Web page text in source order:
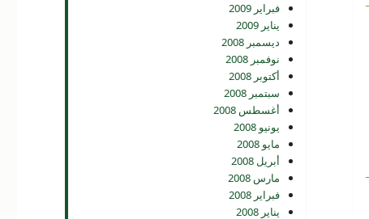
فبراير 2009
يناير 2009
ديسمبر 2008
نوفمبر 2008
أكتوبر 2008
سبتمبر 2008
أغسطس 2008
يونيو 2008
مايو 2008
أبريل 2008
مارس 2008
فبراير 2008
يناير 2008